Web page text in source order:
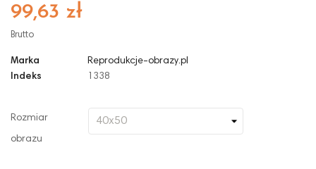
99,63 zł
Brutto
Marka
Reprodukcje-obrazy.pl
Indeks
1338
Rozmiar
obrazu